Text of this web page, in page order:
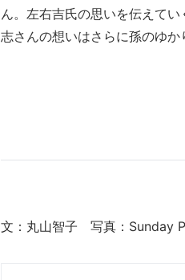
ん。左右吉氏の思いを伝えて
志さんの想いはさらに孫のゆか
文：丸山智子 写真：Sunday